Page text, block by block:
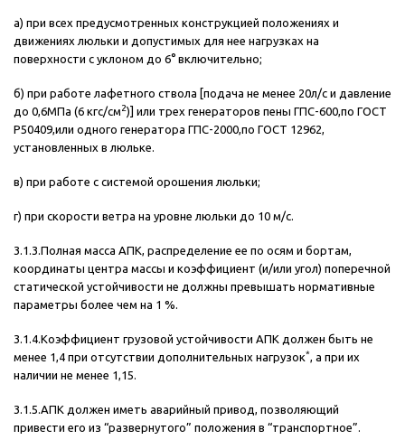
а) при всех предусмотренных конструкцией положениях и
движениях люльки и допустимых для нее нагрузках на
поверхности с уклоном до 6° включительно;
б) при работе лафетного ствола [подача не менее 20л/с и давление
до 0,6МПа (6 кгс/см2)] или трех генераторов пены ГПС-600,по ГОСТ
Р50409,или одного генератора ГПС-2000,по ГОСТ 12962,
установленных в люльке.
в) при работе с системой орошения люльки;
г) при скорости ветра на уровне люльки до 10 м/с.
3.1.3.Полная масса АПК, распределение ее по осям и бортам,
координаты центра массы и коэффициент (и/или угол) поперечной
статической устойчивости не должны превышать нормативные
параметры более чем на 1 %.
3.1.4.Коэффициент грузовой устойчивости АПК должен быть не
менее 1,4 при отсутствии дополнительных нагрузок*, а при их
наличии не менее 1,15.
3.1.5.АПК должен иметь аварийный привод, позволяющий
привести его из “развернутого” положения в “транспортное”.